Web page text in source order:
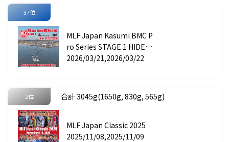
37位
MLF Japan Kasumi BMC P
ro Series STAGE 1 HIDEU
P CUP
2026/03/21,2026/03/22
2位 合計 3045g(1650g, 830g, 565g)
MLF Japan Classic 2025
2025/11/08,2025/11/09